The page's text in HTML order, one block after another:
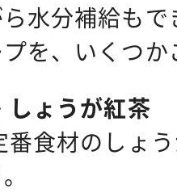
水分補給も
を、いくつ
ょうが紅茶
食材のしょ